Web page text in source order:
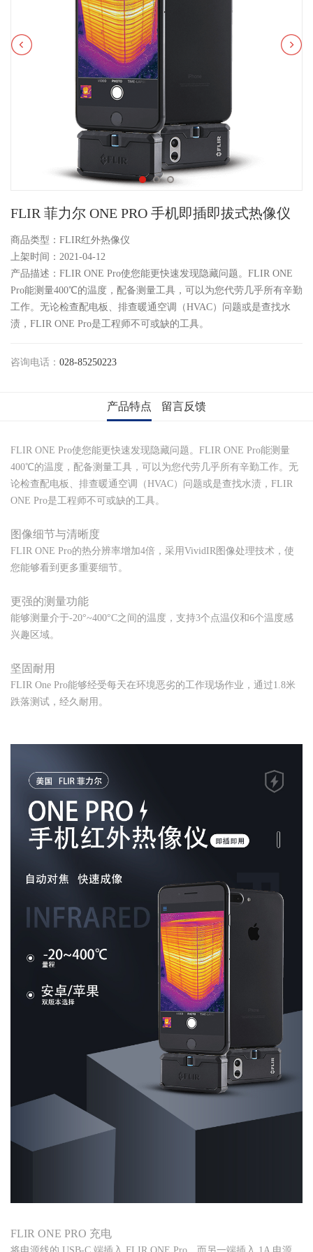
FLIR 菲力尔 ONE PRO 手机即插即拔式热像仪
商品类型：FLIR红外热像仪
上架时间：2021-04-12
产品描述：FLIR ONE Pro使您能更快速发现隐藏问题。FLIR ONE
Pro能测量400℃的温度，配备测量工具，可以为您代劳几乎所有辛勤
工作。无论检查配电板、排查暖通空调（HVAC）问题或是查找水
渍，FLIR ONE Pro是工程师不可或缺的工具。
咨询电话： 028-85250223
产品特点 留言反馈
FLIR ONE Pro使您能更快速发现隐藏问题。FLIR ONE Pro能测量
400℃的温度，配备测量工具，可以为您代劳几乎所有辛勤工作。无
论检查配电板、排查暖通空调（HVAC）问题或是查找水渍，FLIR
ONE Pro是工程师不可或缺的工具。
图像细节与清晰度
FLIR ONE Pro的热分辨率增加4倍，采用VividIR图像处理技术，使
您能够看到更多重要细节。
更强的测量功能
能够测量介于-20°~400°C之间的温度，支持3个点温仪和6个温度感
兴趣区域。
坚固耐用
FLIR One Pro能够经受每天在环境恶劣的工作现场作业，通过1.8米
跌落测试，经久耐用。
FLIR ONE PRO 充电